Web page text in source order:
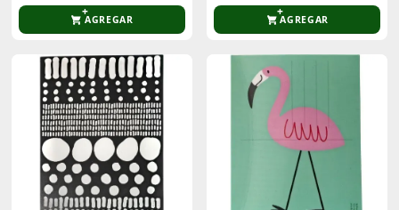
AGREGAR AGREGAR